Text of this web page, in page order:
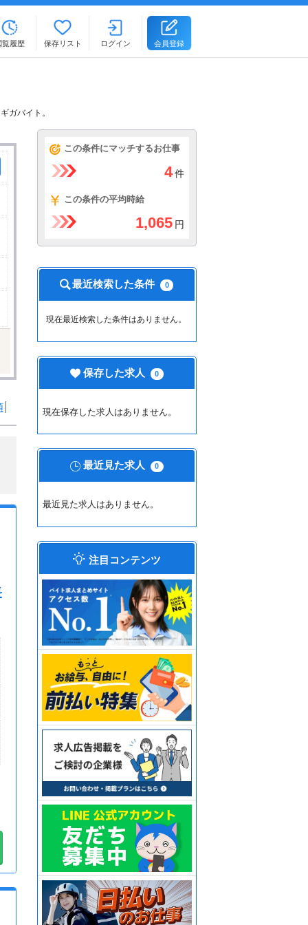
覧履歴 保存リスト ログイン 会員登録
ガバイト。
この条件にマッチするお仕事
4 件
この条件の平均時給
1,065 円
最近検索した条件 0
現在最近検索した条件はありません。
保存した求人 0
現在保存した求人はありません。
最近見た求人 0
最近見た求人はありません。
注目コンテンツ